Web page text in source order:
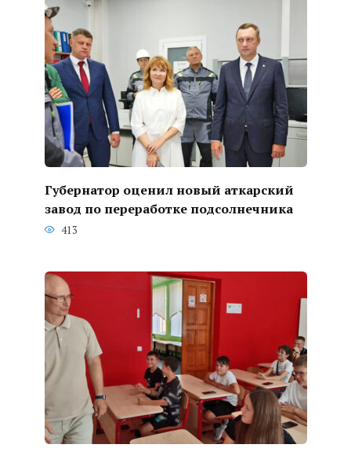
Губернатор оценил новый аткарский
завод по переработке подсолнечника
413